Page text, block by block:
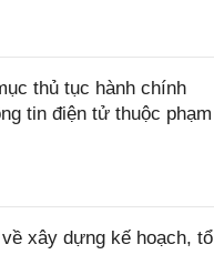
thủ tục hành chính
tin điện tử thuộc phạm
xây dựng kế hoạch, tổ